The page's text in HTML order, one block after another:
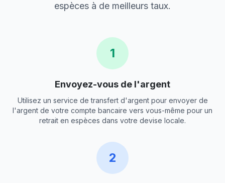
espèces à de meilleurs taux.
1
Envoyez-vous de l'argent
Utilisez un service de transfert d'argent pour envoyer de
l'argent de votre compte bancaire vers vous-même pour un
retrait en espèces dans votre devise locale.
2